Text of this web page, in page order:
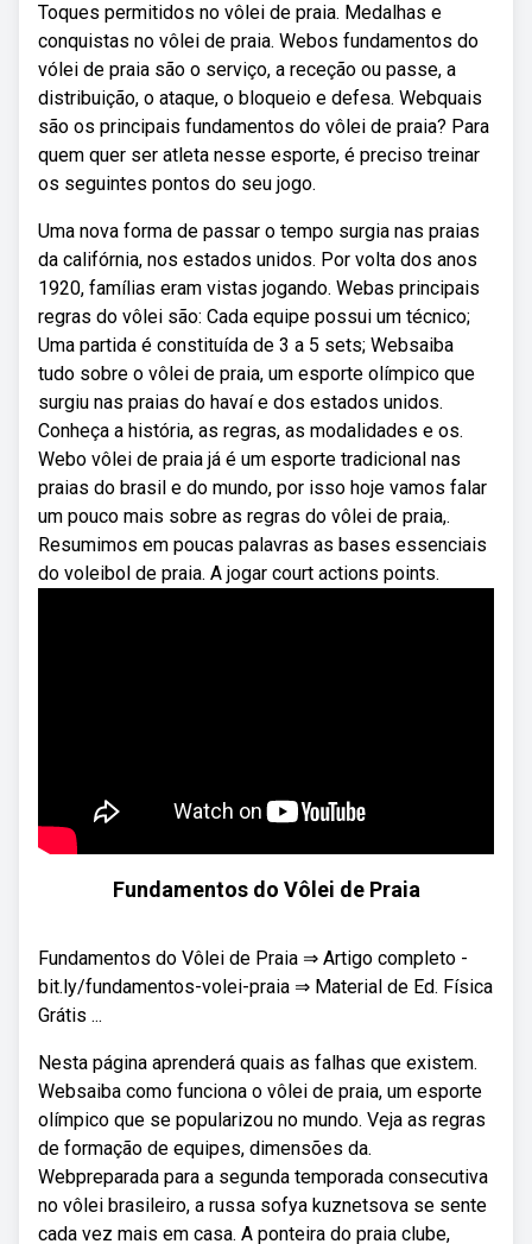
Toques permitidos no vôlei de praia. Medalhas e
conquistas no vôlei de praia. Webos fundamentos do
vólei de praia são o serviço, a receção ou passe, a
distribuição, o ataque, o bloqueio e defesa. Webquais
são os principais fundamentos do vôlei de praia? Para
quem quer ser atleta nesse esporte, é preciso treinar
os seguintes pontos do seu jogo.
Uma nova forma de passar o tempo surgia nas praias
da califórnia, nos estados unidos. Por volta dos anos
1920, famílias eram vistas jogando. Webas principais
regras do vôlei são: Cada equipe possui um técnico;
Uma partida é constituída de 3 a 5 sets; Websaiba
tudo sobre o vôlei de praia, um esporte olímpico que
surgiu nas praias do havaí e dos estados unidos.
Conheça a história, as regras, as modalidades e os.
Webo vôlei de praia já é um esporte tradicional nas
praias do brasil e do mundo, por isso hoje vamos falar
um pouco mais sobre as regras do vôlei de praia,.
Resumimos em poucas palavras as bases essenciais
do voleibol de praia. A jogar court actions points.
Fundamentos do Vôlei de Praia
Fundamentos do Vôlei de Praia ⇒ Artigo completo -
bit.ly/fundamentos-volei-praia ⇒ Material de Ed. Física
Grátis ...
Nesta página aprenderá quais as falhas que existem.
Websaiba como funciona o vôlei de praia, um esporte
olímpico que se popularizou no mundo. Veja as regras
de formação de equipes, dimensões da.
Webpreparada para a segunda temporada consecutiva
no vôlei brasileiro, a russa sofya kuznetsova se sente
cada vez mais em casa. A ponteira do praia clube,